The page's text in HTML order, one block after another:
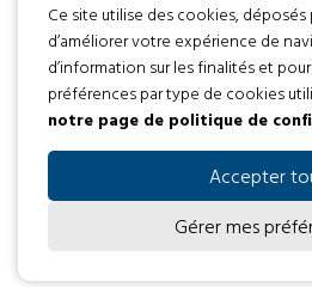
Développement web
Tous droits réservés
Ce site utilise des cookies,
d’améliorer votre expérience de
d’information sur les finalités et
préférences par type de cookies
notre page de politique de
Accepter
Gérer mes